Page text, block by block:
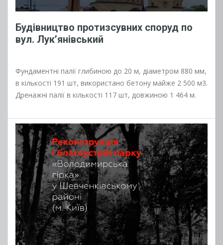
Будівництво протизсувних споруд по
вул. Лук’янівський
Фундаментні палії глибиною до 20 м, діаметром 880 мм,
в кількості 191 шт, використано бетону майже 2 500 м3.
Дренажні палії в кількості 117 шт, довжиною 1 464 м.